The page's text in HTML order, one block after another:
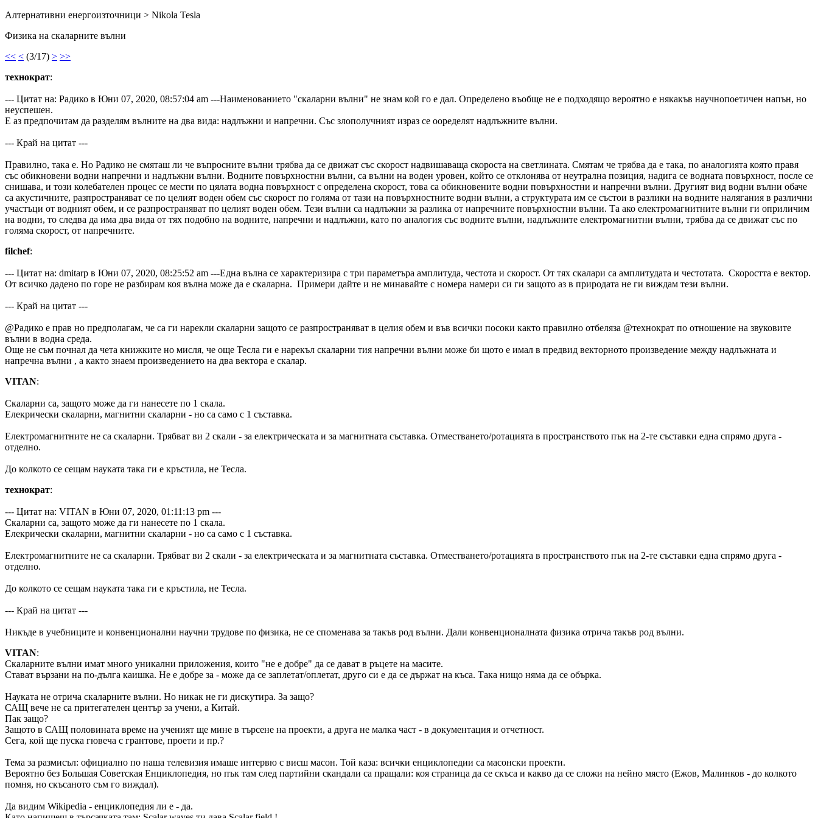
Алтернативни енергоизточници > Nikola Tesla
Физика на скаларните вълни
<< < (3/17) > >>
технократ:
--- Цитат на: Радико в Юни 07, 2020, 08:57:04 am ---Наименованието "скаларни вълни" не знам кой го е дал. Определено въобще не е подходящо вероятно е някакъв научнопоетичен напън, но
неуспешен.
Е аз предпочитам да разделям вълните на два вида: надлъжни и напречни. Със злополучният израз се ооределят надлъжните вълни.
--- Край на цитат ---
Правилно, така е. Но Радико не смяташ ли че въпросните вълни трябва да се движат със скорост надвишаваща скороста на светлината. Смятам че трябва да е така, по аналогията която правя
със обикновени водни напречни и надлъжни вълни. Водните повърхностни вълни, са вълни на воден уровен, който се отклонява от неутрална позиция, надига се водната повърхност, после се
снишава, и този колебателен процес се мести по цялата водна повърхност с определена скорост, това са обикновените водни повърхностни и напречни вълни. Другият вид водни вълни обаче
са акустичните, разпространяват се по целият воден обем със скорост по голяма от тази на повърхностните водни вълни, а структурата им се състои в разлики на водните налягания в различни
участъци от водният обем, и се разпространяват по целият воден обем. Тези вълни са надлъжни за разлика от напречните повърхностни вълни. Та ако електромагнитните вълни ги оприличим
на водни, то следва да има два вида от тях подобно на водните, напречни и надлъжни, като по аналогия със водните вълни, надлъжните електромагнитни вълни, трябва да се движат със по
голяма скорост, от напречните.
filchef:
--- Цитат на: dmitarp в Юни 07, 2020, 08:25:52 am ---Една вълна се характеризира с три параметъра амплитуда, честота и скорост. От тях скалари са амплитудата и честотата. Скоростта е вектор.
От всичко дадено по горе не разбирам коя вълна може да е скаларна. Примери дайте и не минавайте с номера намери си ги защото аз в природата не ги виждам тези вълни.
--- Край на цитат ---
@Радико е прав но предполагам, че са ги нарекли скаларни защото се разпространяват в целия обем и във всички посоки както правилно отбеляза @технократ по отношение на звуковите
вълни в водна среда.
Още не съм почнал да чета книжките но мисля, че още Тесла ги е нарекъл скаларни тия напречни вълни може би щото е имал в предвид векторното произведение между надлъжната и
напречна вълни , а както знаем произведението на два вектора е скалар.
VITAN:
Скаларни са, защото може да ги нанесете по 1 скала.
Елекрически скаларни, магнитни скаларни - но са само с 1 съставка.
Електромагнитните не са скаларни. Трябват ви 2 скали - за електрическата и за магнитната съставка. Отместването/ротацията в пространството пък на 2-те съставки една спрямо друга -
отделно.
До колкото се сещам науката така ги е кръстила, не Тесла.
технократ:
--- Цитат на: VITAN в Юни 07, 2020, 01:11:13 pm ---
Скаларни са, защото може да ги нанесете по 1 скала.
Елекрически скаларни, магнитни скаларни - но са само с 1 съставка.
Електромагнитните не са скаларни. Трябват ви 2 скали - за електрическата и за магнитната съставка. Отместването/ротацията в пространството пък на 2-те съставки една спрямо друга -
отделно.
До колкото се сещам науката така ги е кръстила, не Тесла.
--- Край на цитат ---
Никъде в учебниците и конвенционални научни трудове по физика, не се споменава за такъв род вълни. Дали конвенционалната физика отрича такъв род вълни.
VITAN:
Скаларните вълни имат много уникални приложения, които "не е добре" да се дават в ръцете на масите.
Стават вързани на по-дълга каишка. Не е добре за - може да се заплетат/оплетат, друго си е да се държат на къса. Така нищо няма да се обърка.
Науката не отрича скаларните вълни. Но никак не ги дискутира. За защо?
САЩ вече не са притегателен център за учени, а Китай.
Пак защо?
Защото в САЩ половината време на ученият ще мине в търсене на проекти, а друга не малка част - в документация и отчетност.
Сега, кой ще пуска гювеча с грантове, проети и пр.?
Тема за размисъл: официално по наша телевизия имаше интервю с висш масон. Той каза: всички енциклопедии са масонски проекти.
Вероятно без Большая Советская Енциклопедия, но пък там след партийни скандали са пращали: коя страница да се скъса и какво да се сложи на нейно място (Ежов, Малинков - до колкото
помня, но скъсаното съм го виждал).
Да видим Wikipedia - енциклопедия ли е - да.